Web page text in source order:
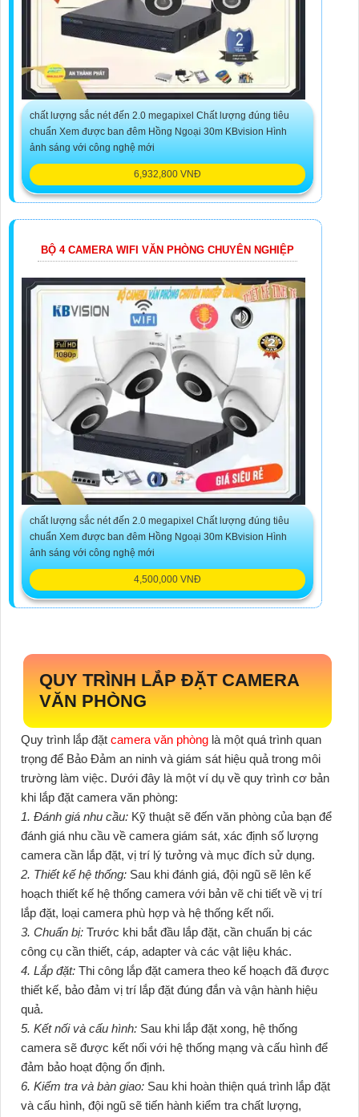
chất lượng sắc nét đến 2.0 megapixel Chất lượng đúng tiêu
chuẩn Xem được ban đêm Hồng Ngoại 30m KBvision Hình
ảnh sáng với công nghệ mới
6,932,800 VNĐ
BỘ 4 CAMERA WIFI VĂN PHÒNG CHUYÊN NGHIỆP
chất lượng sắc nét đến 2.0 megapixel Chất lượng đúng tiêu
chuẩn Xem được ban đêm Hồng Ngoại 30m KBvision Hình
ảnh sáng với công nghệ mới
4,500,000 VNĐ
QUY TRÌNH LẮP ĐẶT CAMERA
VĂN PHÒNG
Quy trình lắp đặt camera văn phòng là một quá trình quan
trọng để Bảo Đảm an ninh và giám sát hiệu quả trong môi
trường làm việc. Dưới đây là một ví dụ về quy trình cơ bản
khi lắp đặt camera văn phòng:
1. Đánh giá nhu cầu: Kỹ thuật sẽ đến văn phòng của bạn để
đánh giá nhu cầu về camera giám sát, xác định số lượng
camera cần lắp đặt, vị trí lý tưởng và mục đích sử dụng.
2. Thiết kế hệ thống: Sau khi đánh giá, đội ngũ sẽ lên kế
hoạch thiết kế hệ thống camera với bản vẽ chi tiết về vị trí
lắp đặt, loại camera phù hợp và hệ thống kết nối.
3. Chuẩn bị: Trước khi bắt đầu lắp đặt, cần chuẩn bị các
công cụ cần thiết, cáp, adapter và các vật liệu khác.
4. Lắp đặt: Thi công lắp đặt camera theo kế hoạch đã được
thiết kế, bảo đảm vị trí lắp đặt đúng đắn và vận hành hiệu
quả.
5. Kết nối và cấu hình: Sau khi lắp đặt xong, hệ thống
camera sẽ được kết nối với hệ thống mạng và cấu hình để
đảm bảo hoạt động ổn định.
6. Kiểm tra và bàn giao: Sau khi hoàn thiện quá trình lắp đặt
và cấu hình, đội ngũ sẽ tiến hành kiểm tra chất lượng,